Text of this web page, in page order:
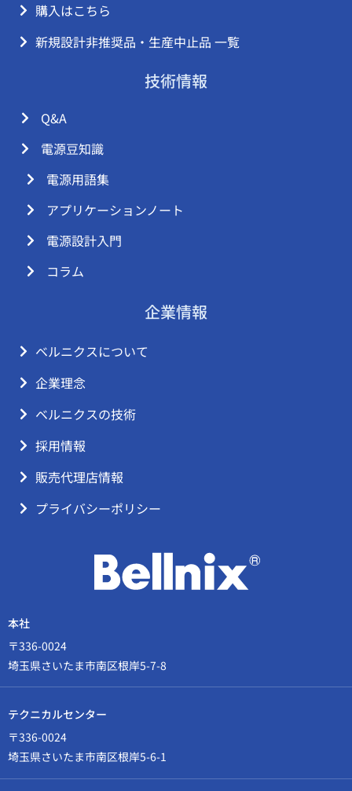
本社
〒336-0024
埼玉県さいたま市南区根岸5-7-8
テクニカルセンター
〒336-0024
埼玉県さいたま市南区根岸5-6-1
購入はこちら
新規設計非推奨品・生産中止品 一覧
技術情報
Q&A
電源豆知識
電源用語集
アプリケーションノート
電源設計入門
コラム
企業情報
ベルニクスについて
企業理念
ベルニクスの技術
採用情報
販売代理店情報
プライバシーポリシー